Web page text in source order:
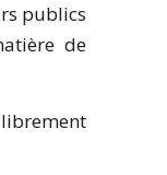
publics
de